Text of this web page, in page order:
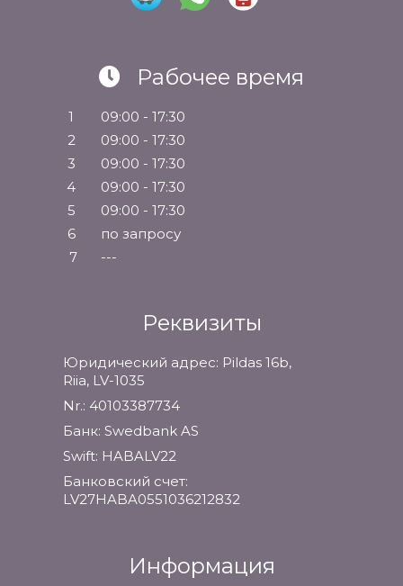
Рабочее время
1
09:00 - 17:30
2
09:00 - 17:30
3
09:00 - 17:30
4
09:00 - 17:30
5
09:00 - 17:30
6
по запросу
7
---
Реквизиты
Юридический адрес: Pildas 16b,
Riia, LV-1035
Nr.: 40103387734
Банк: Swedbank AS
Swift: HABALV22
Банковский счет:
LV27HABA0551036212832
Информация